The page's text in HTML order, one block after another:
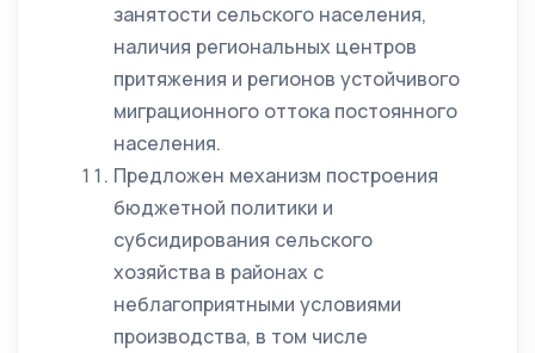
занятости сельского населения,
наличия региональных центров
притяжения и регионов устойчивого
миграционного оттока постоянного
населения.
Предложен механизм построения
бюджетной политики и
субсидирования сельского
хозяйства в районах с
неблагоприятными условиями
производства, в том числе